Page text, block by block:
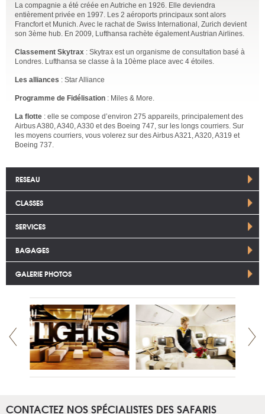
La compagnie a été créée en Autriche en 1926. Elle deviendra
entièrement privée en 1997. Les 2 aéroports principaux sont alors
Francfort et Munich. Avec le rachat de Swiss International, Zurich devient
son 3ème hub. En 2009, Lufthansa rachète également Austrian Airlines.
Classement Skytrax : Skytrax est un organisme de consultation basé à
Londres. Lufthansa se classe à la 10ème place avec 4 étoiles.
Les alliances : Star Alliance
Programme de Fidélisation : Miles & More.
La flotte : elle se compose d’environ 275 appareils, principalement des
Airbus A380, A340, A330 et des Boeing 747, sur les longs courriers. Sur
les moyens courriers, vous volerez sur des Airbus A321, A320, A319 et
Boeing 737.
RESEAU
CLASSES
SERVICES
BAGAGES
GALERIE PHOTOS
CONTACTEZ NOS SPÉCIALISTES DES SAFARIS